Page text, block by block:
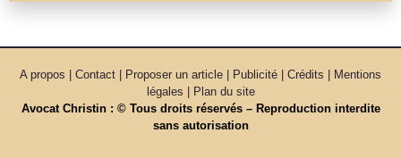
A propos | Contact | Proposer un article | Publicité | Crédits | Mentions
légales |
Plan du site
Avocat Christin : © Tous droits réservés – Reproduction interdite
sans autorisation